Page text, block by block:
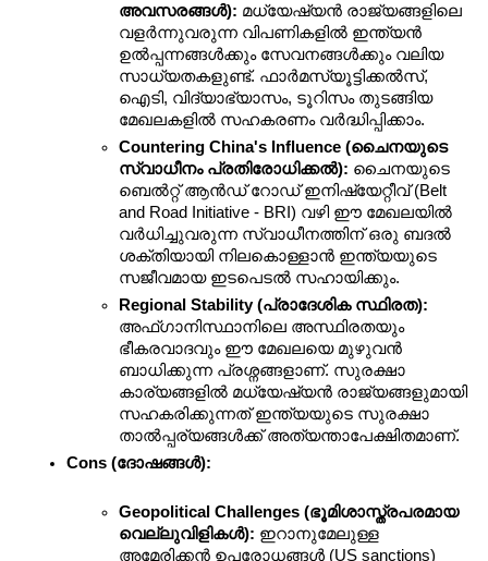
അവസരങ്ങൾ): മധ്യേഷ്യൻ രാജ്യങ്ങളിലെ
വളർന്നുവരുന്ന വിപണികളിൽ ഇന്ത്യൻ
ഉൽപ്പന്നങ്ങൾക്കും സേവനങ്ങൾക്കും വലിയ
സാധ്യതകളുണ്ട്. ഫാർമസ്യൂട്ടിക്കൽസ്,
ഐടി, വിദ്യാഭ്യാസം, ടൂറിസം തുടങ്ങിയ
മേഖലകളിൽ സഹകരണം വർദ്ധിപ്പിക്കാം.
Countering China's Influence (ചൈനയുടെ
സ്വാധീനം പ്രതിരോധിക്കൽ): ചൈനയുടെ
ബെൽറ്റ് ആൻഡ് റോഡ് ഇനിഷ്യേറ്റീവ് (Belt
and Road Initiative - BRI) വഴി ഈ മേഖലയിൽ
വർധിച്ചുവരുന്ന സ്വാധീനത്തിന് ഒരു ബദൽ
ശക്തിയായി നിലകൊള്ളാൻ ഇന്ത്യയുടെ
സജീവമായ ഇടപെടൽ സഹായിക്കും.
Regional Stability (പ്രാദേശിക സ്ഥിരത):
അഫ്ഗാനിസ്ഥാനിലെ അസ്ഥിരതയും
ഭീകരവാദവും ഈ മേഖലയെ മുഴുവൻ
ബാധിക്കുന്ന പ്രശ്നങ്ങളാണ്. സുരക്ഷാ
കാര്യങ്ങളിൽ മധ്യേഷ്യൻ രാജ്യങ്ങളുമായി
സഹകരിക്കുന്നത് ഇന്ത്യയുടെ സുരക്ഷാ
താൽപ്പര്യങ്ങൾക്ക് അത്യന്താപേക്ഷിതമാണ്.
Cons (ദോഷങ്ങൾ):
Geopolitical Challenges (ഭൂമിശാസ്ത്രപരമായ
വെല്ലുവിളികൾ): ഇറാനുമേലുള്ള
അമേരിക്കൻ ഉപരോധങ്ങൾ (US sanctions)